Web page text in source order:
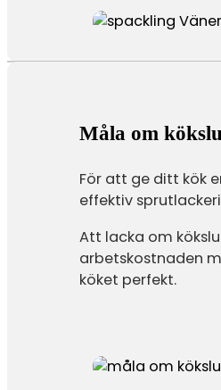
Måla om
För att ge ditt kök
effektiv
Att lacka om
arbetskostnaden
köket perfekt.